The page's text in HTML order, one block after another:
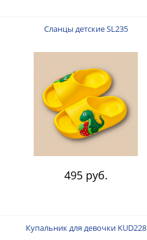
Сланцы детские SL235
495 руб.
Купальник для девочки KUD228